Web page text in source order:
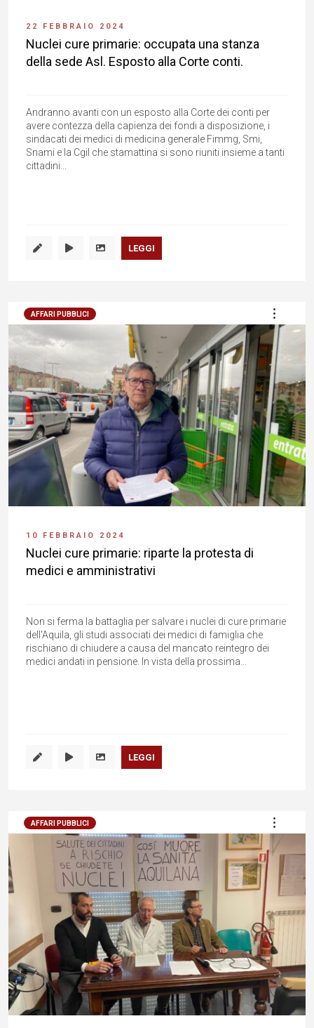
22 FEBBRAIO 2024
Nuclei cure primarie: occupata una stanza
della sede Asl. Esposto alla Corte conti.
Andranno avanti con un esposto alla Corte dei conti per
avere contezza della capienza dei fondi a disposizione, i
sindacati dei medici di medicina generale Fimmg, Smi,
Snami e la Cgil che stamattina si sono riuniti insieme a tanti
cittadini...
LEGGI
AFFARI PUBBLICI
10 FEBBRAIO 2024
Nuclei cure primarie: riparte la protesta di
medici e amministrativi
Non si ferma la battaglia per salvare i nuclei di cure primarie
dell'Aquila, gli studi associati dei medici di famiglia che
rischiano di chiudere a causa del mancato reintegro dei
medici andati in pensione. In vista della prossima...
LEGGI
AFFARI PUBBLICI